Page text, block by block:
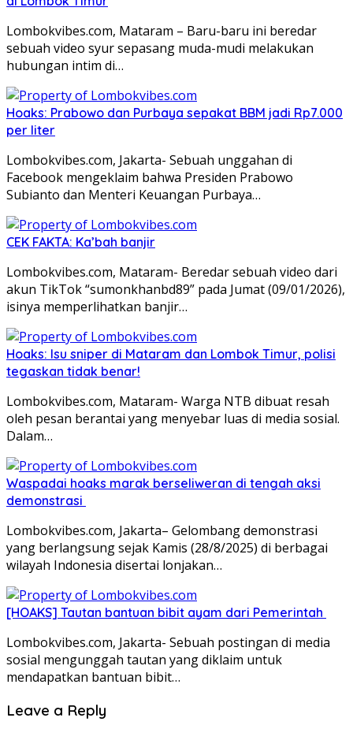
Lombokvibes.com, Mataram – Baru-baru ini beredar
sebuah video syur sepasang muda-mudi melakukan
hubungan intim di…
Hoaks: Prabowo dan Purbaya sepakat BBM jadi Rp7.000
per liter
Lombokvibes.com, Jakarta- Sebuah unggahan di
Facebook mengeklaim bahwa Presiden Prabowo
Subianto dan Menteri Keuangan Purbaya…
CEK FAKTA: Ka’bah banjir
Lombokvibes.com, Mataram- Beredar sebuah video dari
akun TikTok “sumonkhanbd89” pada Jumat (09/01/2026),
isinya memperlihatkan banjir…
Hoaks: Isu sniper di Mataram dan Lombok Timur, polisi
tegaskan tidak benar!
Lombokvibes.com, Mataram- Warga NTB dibuat resah
oleh pesan berantai yang menyebar luas di media sosial.
Dalam…
Waspadai hoaks marak berseliweran di tengah aksi
demonstrasi
Lombokvibes.com, Jakarta– Gelombang demonstrasi
yang berlangsung sejak Kamis (28/8/2025) di berbagai
wilayah Indonesia disertai lonjakan…
[HOAKS] Tautan bantuan bibit ayam dari Pemerintah
Lombokvibes.com, Jakarta- Sebuah postingan di media
sosial mengunggah tautan yang diklaim untuk
mendapatkan bantuan bibit…
Leave a Reply